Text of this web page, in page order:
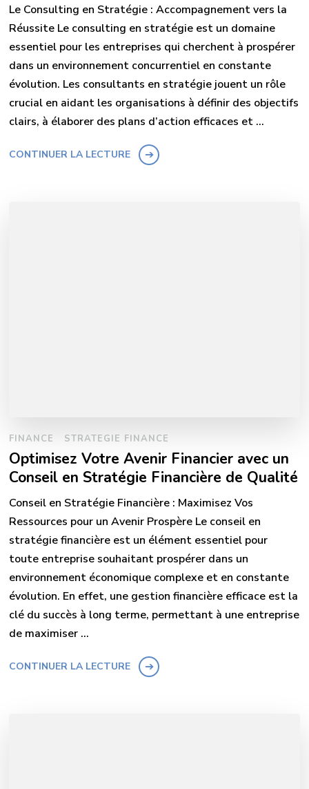
Le Consulting en Stratégie : Accompagnement vers la
Réussite Le consulting en stratégie est un domaine
essentiel pour les entreprises qui cherchent à prospérer
dans un environnement concurrentiel en constante
évolution. Les consultants en stratégie jouent un rôle
crucial en aidant les organisations à définir des objectifs
clairs, à élaborer des plans d’action efficaces et …
CONTINUER LA LECTURE
FINANCE STRATEGIE FINANCE
Optimisez Votre Avenir Financier avec un
Conseil en Stratégie Financière de Qualité
Conseil en Stratégie Financière : Maximisez Vos
Ressources pour un Avenir Prospère Le conseil en
stratégie financière est un élément essentiel pour
toute entreprise souhaitant prospérer dans un
environnement économique complexe et en constante
évolution. En effet, une gestion financière efficace est la
clé du succès à long terme, permettant à une entreprise
de maximiser …
CONTINUER LA LECTURE